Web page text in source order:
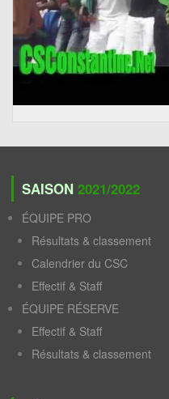
SAISON 2021/2022
ÉQUIPE PRO
Résultats & classement
Calendrier du CSC
Effectif & Staff
ÉQUIPE RÉSERVE
Effectif & Staff
Résultats & classement